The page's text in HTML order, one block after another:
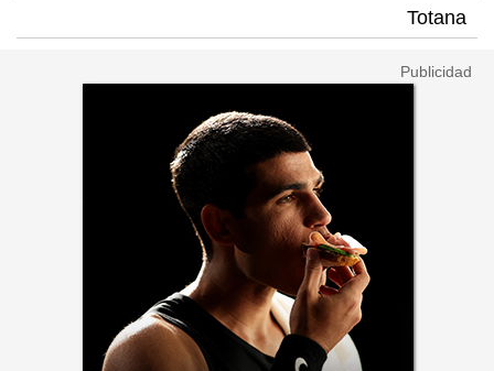
Totana